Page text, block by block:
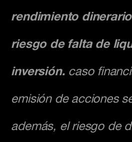
rendimiento
riesgo de falta de
inversión. caso
emisión de acciones
además, el riesgo de